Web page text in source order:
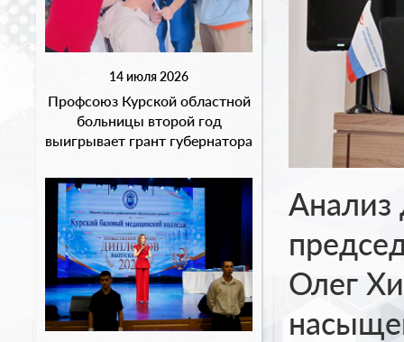
14 июля 2026
Профсоюз Курской областной
больницы второй год
выигрывает грант губернатора
Анализ
Олег